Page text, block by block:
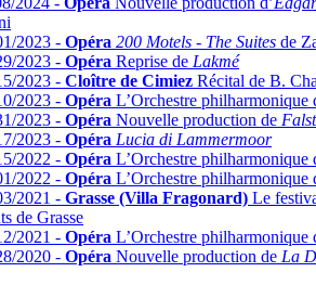
2023 - Opéra 200 Motels - The Suites de
2023 - Opéra Reprise de Lakmé
2023 - Cloître de Cimiez Récital de B.
2023 - Opéra L’Orchestre philharmonique
2023 - Opéra Nouvelle production de
2023 - Opéra Lucia di Lammermoor
2022 - Opéra L’Orchestre philharmonique
2022 - Opéra L’Orchestre philharmonique
2021 - Grasse (Villa Fragonard) Le
de Grasse
2021 - Opéra L’Orchestre philharmonique
2020 - Opéra Nouvelle production de La